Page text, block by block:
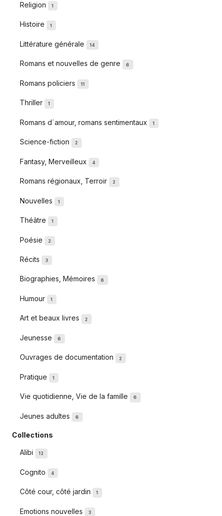
Religion 1
Histoire 1
Littérature générale 14
Romans et nouvelles de genre 6
Romans policiers 11
Thriller 1
Romans d´amour, romans sentimentaux 1
Science-fiction 2
Fantasy, Merveilleux 4
Romans régionaux, Terroir 2
Nouvelles 1
Théâtre 1
Poésie 2
Récits 3
Biographies, Mémoires 6
Humour 1
Art et beaux livres 2
Jeunesse 6
Ouvrages de documentation 2
Pratique 1
Vie quotidienne, Vie de la famille 6
Jeunes adultes 6
Collections
Alibi 12
Cognito 4
Côté cour, côté jardin 1
Emotions nouvelles 3